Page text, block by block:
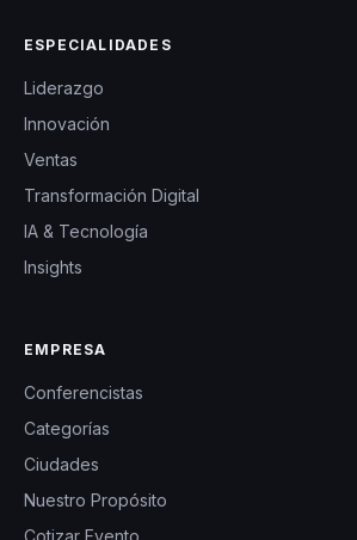
ESPECIALIDADES
Liderazgo
Innovación
Ventas
Transformación Digital
IA & Tecnología
Insights
EMPRESA
Conferencistas
Categorías
Ciudades
Nuestro Propósito